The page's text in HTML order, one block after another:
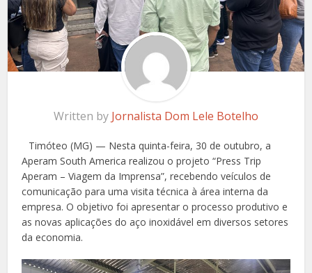
Written by Jornalista Dom Lele Botelho
Timóteo (MG) — Nesta quinta-feira, 30 de outubro, a
Aperam South America realizou o projeto “Press Trip
Aperam – Viagem da Imprensa”, recebendo veículos de
comunicação para uma visita técnica à área interna da
empresa. O objetivo foi apresentar o processo produtivo e
as novas aplicações do aço inoxidável em diversos setores
da economia.